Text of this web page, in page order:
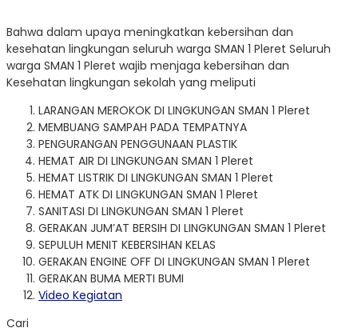
Bahwa dalam upaya meningkatkan kebersihan dan
kesehatan lingkungan seluruh warga SMAN 1 Pleret Seluruh
warga SMAN 1 Pleret wajib menjaga kebersihan dan
Kesehatan lingkungan sekolah yang meliputi
LARANGAN MEROKOK DI LINGKUNGAN SMAN 1 Pleret
MEMBUANG SAMPAH PADA TEMPATNYA
PENGURANGAN PENGGUNAAN PLASTIK
HEMAT AIR DI LINGKUNGAN SMAN 1 Pleret
HEMAT LISTRIK DI LINGKUNGAN SMAN 1 Pleret
HEMAT ATK DI LINGKUNGAN SMAN 1 Pleret
SANITASI DI LINGKUNGAN SMAN 1 Pleret
GERAKAN JUM’AT BERSIH DI LINGKUNGAN SMAN 1 Pleret
SEPULUH MENIT KEBERSIHAN KELAS
GERAKAN ENGINE OFF DI LINGKUNGAN SMAN 1 Pleret
GERAKAN BUMA MERTI BUMI
Video Kegiatan
Cari